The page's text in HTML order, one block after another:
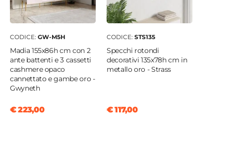
CODICE: GW-M5H
Madia 155x86h cm con 2
ante battenti e 3 cassetti
cashmere opaco
cannettato e gambe oro -
Gwyneth
€ 223,00
CODICE: STS135
Specchi rotondi
decorativi 135x78h cm in
metallo oro - Strass
€ 117,00